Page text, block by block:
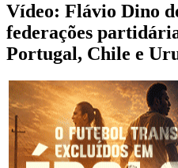
Vídeo: Flávio Dino
federações
Portugal, Chile e